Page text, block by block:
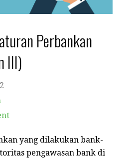
Perbankan
III)
yang dilakukan bank-
pengawasan bank di